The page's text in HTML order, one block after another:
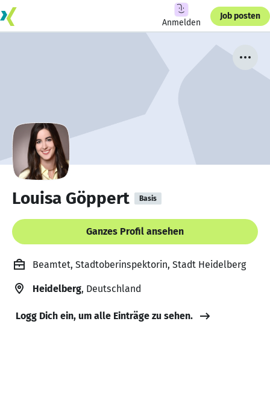
Anmelden
Job posten
Louisa Göppert Basis
Ganzes Profil ansehen
Beamtet, Stadtoberinspektorin, Stadt Heidelberg
Heidelberg, Deutschland
Logg Dich ein, um alle Einträge zu sehen.